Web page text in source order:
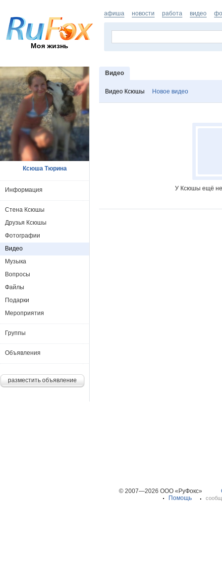
Моя жизнь
афиша новости работа видео
Видео
Видео Ксюшы Новое видео
У Ксюшы ещё
Ксюша Тюрина
Информация
Стена Ксюшы
Друзья Ксюшы
Фотографии
Видео
Музыка
Вопросы
Файлы
Подарки
Мероприятия
Группы
Объявления
разместить объявление
© 2007—2026 ООО «РуФокс»
Помощь